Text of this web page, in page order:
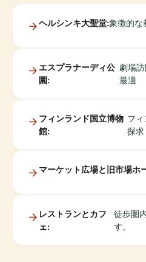
ヘルシンキ大聖堂:象徴的な
エスプラナーディ公
園:
劇場
最適
フィンランド国立博物
館:
フ
探求
マーケット広場と旧市場ホ
レストランとカフ
ェ:
徒歩圏
す。